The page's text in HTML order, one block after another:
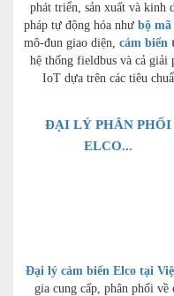
phát triển, sản xuất và kinh
pháp tự động hóa như bộ mã
mô-đun giao diện, cảm biến
hệ thống fieldbus và cả giải
IoT dựa trên các tiêu
ĐẠI LÝ PHÂN PHỐI
ELCO...
Đại lý cảm biến Elco tại
gia cung cấp, phân phối về